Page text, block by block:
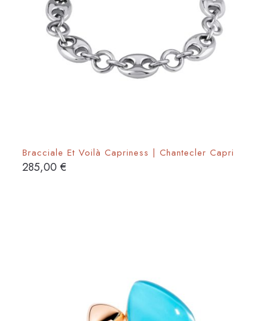
Bracciale Et Voilà Capriness | Chantecler Capri
285,00€